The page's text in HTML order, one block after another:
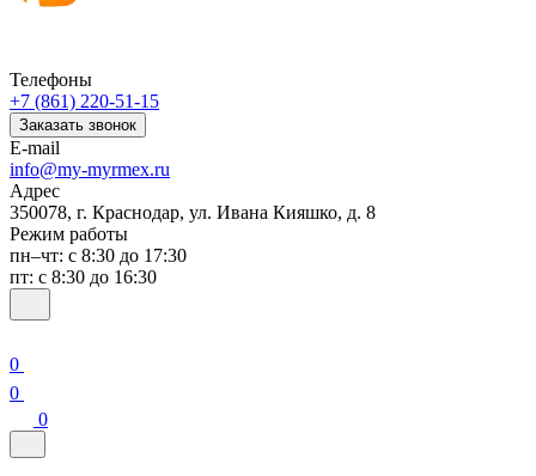
Телефоны
+7 (861) 220-51-15
Заказать звонок
E-mail
info@my-myrmex.ru
Адрес
350078, г. Краснодар, ул. Ивана Кияшко, д. 8
Режим работы
пн–чт: с 8:30 до 17:30
пт: с 8:30 до 16:30
0
0
0